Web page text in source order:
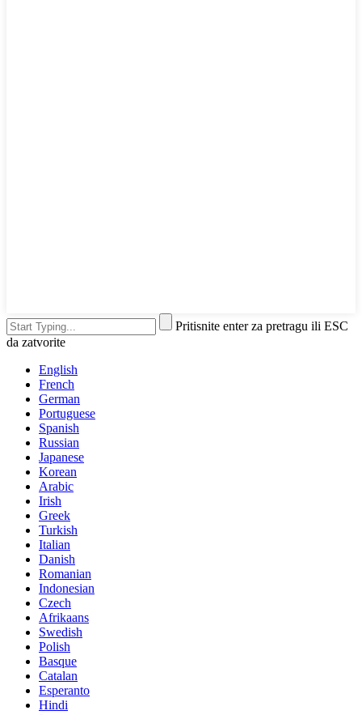
Pritisnite enter za pretragu ili ESC
da zatvorite
English
French
German
Portuguese
Spanish
Russian
Japanese
Korean
Arabic
Irish
Greek
Turkish
Italian
Danish
Romanian
Indonesian
Czech
Afrikaans
Swedish
Polish
Basque
Catalan
Esperanto
Hindi